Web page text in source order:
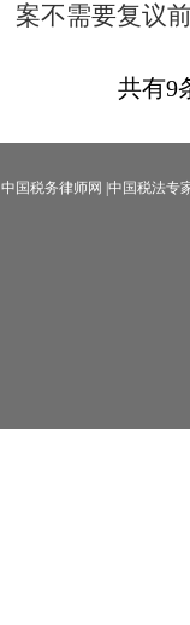
案不需要复议
共有9
中国税务律师网 中国税法专